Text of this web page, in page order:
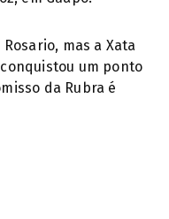
mas a Xata
um ponto
da Rubra é